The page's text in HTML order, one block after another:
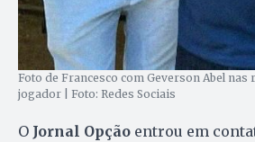
Foto de Francesco com Geverson Abel nas
jogador | Foto: Redes Sociais
O Jornal Opção entrou em